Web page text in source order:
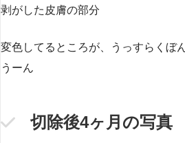
剥がした皮膚の部分
変色してるところが、うっすらくぼ
うーん
切除後4ヶ月の写真